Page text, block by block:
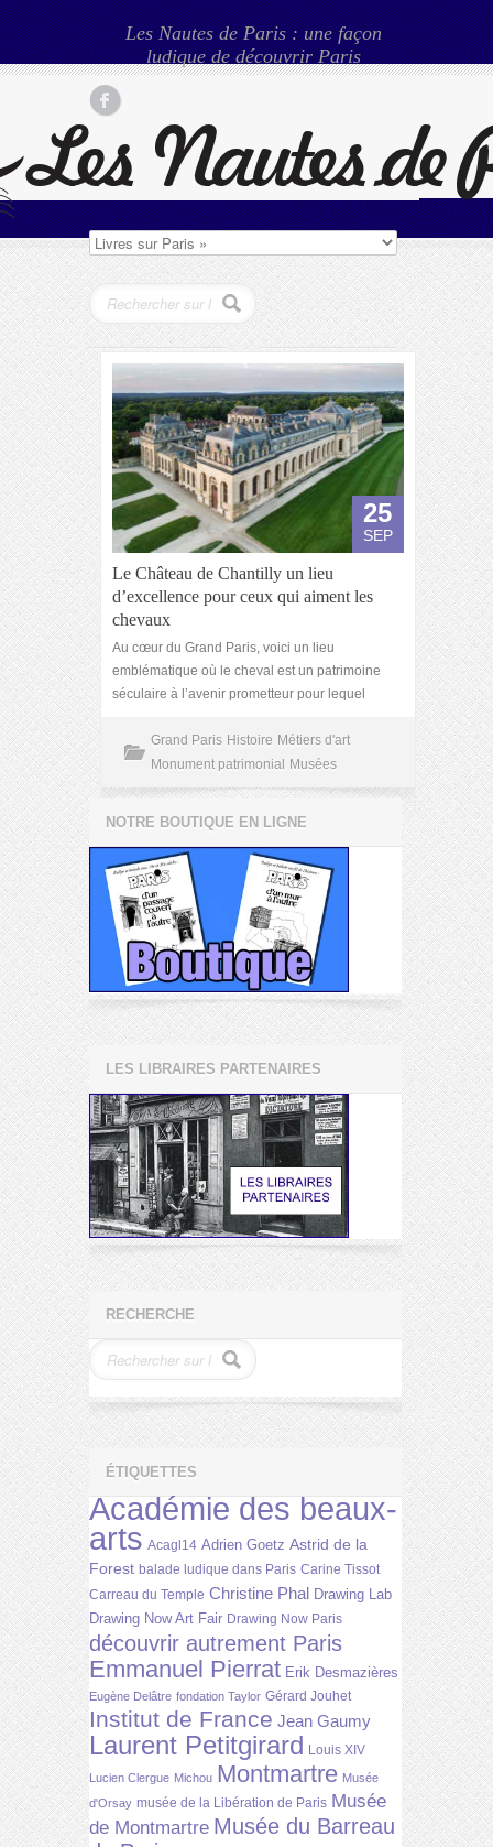
Les Nautes de Paris : une façon
ludique de découvrir Paris
25
SEP
Le Château de Chantilly un lieu
d’excellence pour ceux qui aiment les
chevaux
Au cœur du Grand Paris, voici un lieu
emblématique où le cheval est un patrimoine
séculaire à l’avenir prometteur pour lequel
Grand Paris Histoire Métiers d'art
Monument patrimonial
Musées
NOTRE BOUTIQUE EN LIGNE
LES LIBRAIRES PARTENAIRES
RECHERCHE
ÉTIQUETTES
Académie des beaux-
arts Acagl14 Adrien Goetz Astrid de la
Forest balade ludique dans Paris Carine Tissot
Carreau du Temple Christine Phal Drawing Lab
Drawing Now Art Fair Drawing Now Paris
découvrir autrement Paris
Emmanuel Pierrat Erik Desmazières
Eugène Delâtre fondation Taylor Gérard Jouhet
Institut de France Jean Gaumy
Laurent Petitgirard Louis XIV
Lucien Clergue Michou Montmartre Musée
d'Orsay musée de la Libération de Paris Musée
de Montmartre Musée du Barreau